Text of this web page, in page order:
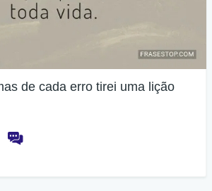
de cada erro tirei uma lição